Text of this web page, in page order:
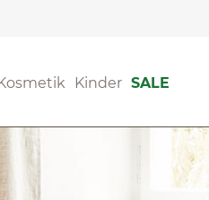
Kinder SALE